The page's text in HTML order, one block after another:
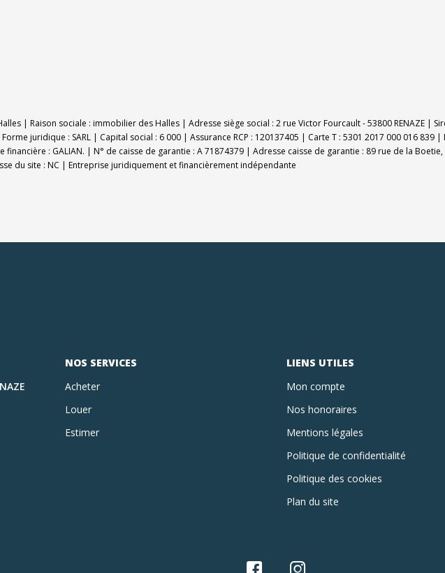
| Raison sociale : immobilier des Halles | Adresse siège social : 2 rue Victor Fourcault - 53800 RENAZE |
juridique : SARL | Capital social : 6 000 | Assurance RCP : 120137405 | Carte T : 5301 2017 000 016 839
financière : GALIAN. | N° de caisse de garantie : A 71874379 | Adresse caisse de garantie : 89 rue de la
du site : NC | Entreprise juridiquement et financièrement indépendante
NOS SERVICES
Acheter
Louer
Estimer
LIENS UTILES
Mon compte
Nos honoraires
Mentions légales
Politique de confidentialité
Politique des cookies
Plan du site